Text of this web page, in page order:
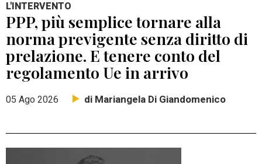
L'INTERVENTO
PPP, più semplice tornare alla
norma previgente senza diritto di
prelazione. E tenere conto del
regolamento Ue in arrivo
05 Ago 2026 di Mariangela Di Giandomenico